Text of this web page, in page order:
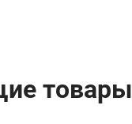
товары